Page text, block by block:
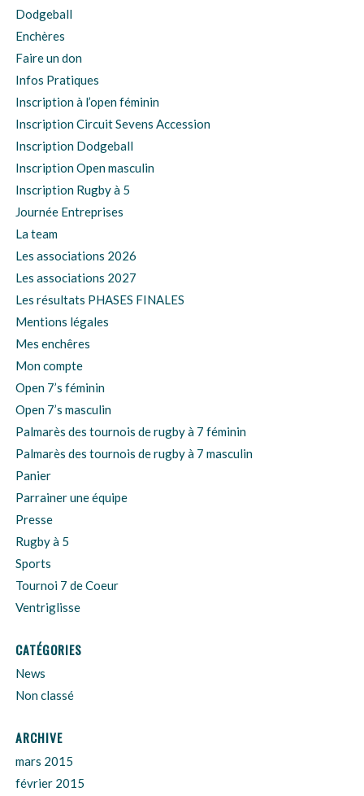
Dodgeball
Enchères
Faire un don
Infos Pratiques
Inscription à l’open féminin
Inscription Circuit Sevens Accession
Inscription Dodgeball
Inscription Open masculin
Inscription Rugby à 5
Journée Entreprises
La team
Les associations 2026
Les associations 2027
Les résultats PHASES FINALES
Mentions légales
Mes enchêres
Mon compte
Open 7’s féminin
Open 7’s masculin
Palmarès des tournois de rugby à 7 féminin
Palmarès des tournois de rugby à 7 masculin
Panier
Parrainer une équipe
Presse
Rugby à 5
Sports
Tournoi 7 de Coeur
Ventriglisse
CATÉGORIES
News
Non classé
ARCHIVE
mars 2015
février 2015